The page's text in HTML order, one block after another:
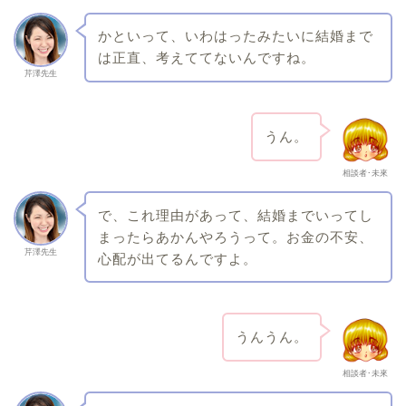
芹澤先生
かといって、いわはったみたいに結婚まで
は正直、考えててないんですね。
相談者･未來
うん。
芹澤先生
で、これ理由があって、結婚までいってし
まったらあかんやろうって。お金の不安、
心配が出てるんですよ。
相談者･未來
うんうん。